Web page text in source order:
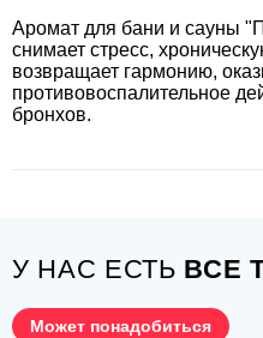
Аромат для бани и сауны
снимает стресс,
возвращает гармонию,
противовоспалительное
бронхов.
У НАС ЕСТЬ ВСЕ
Может понадобиться